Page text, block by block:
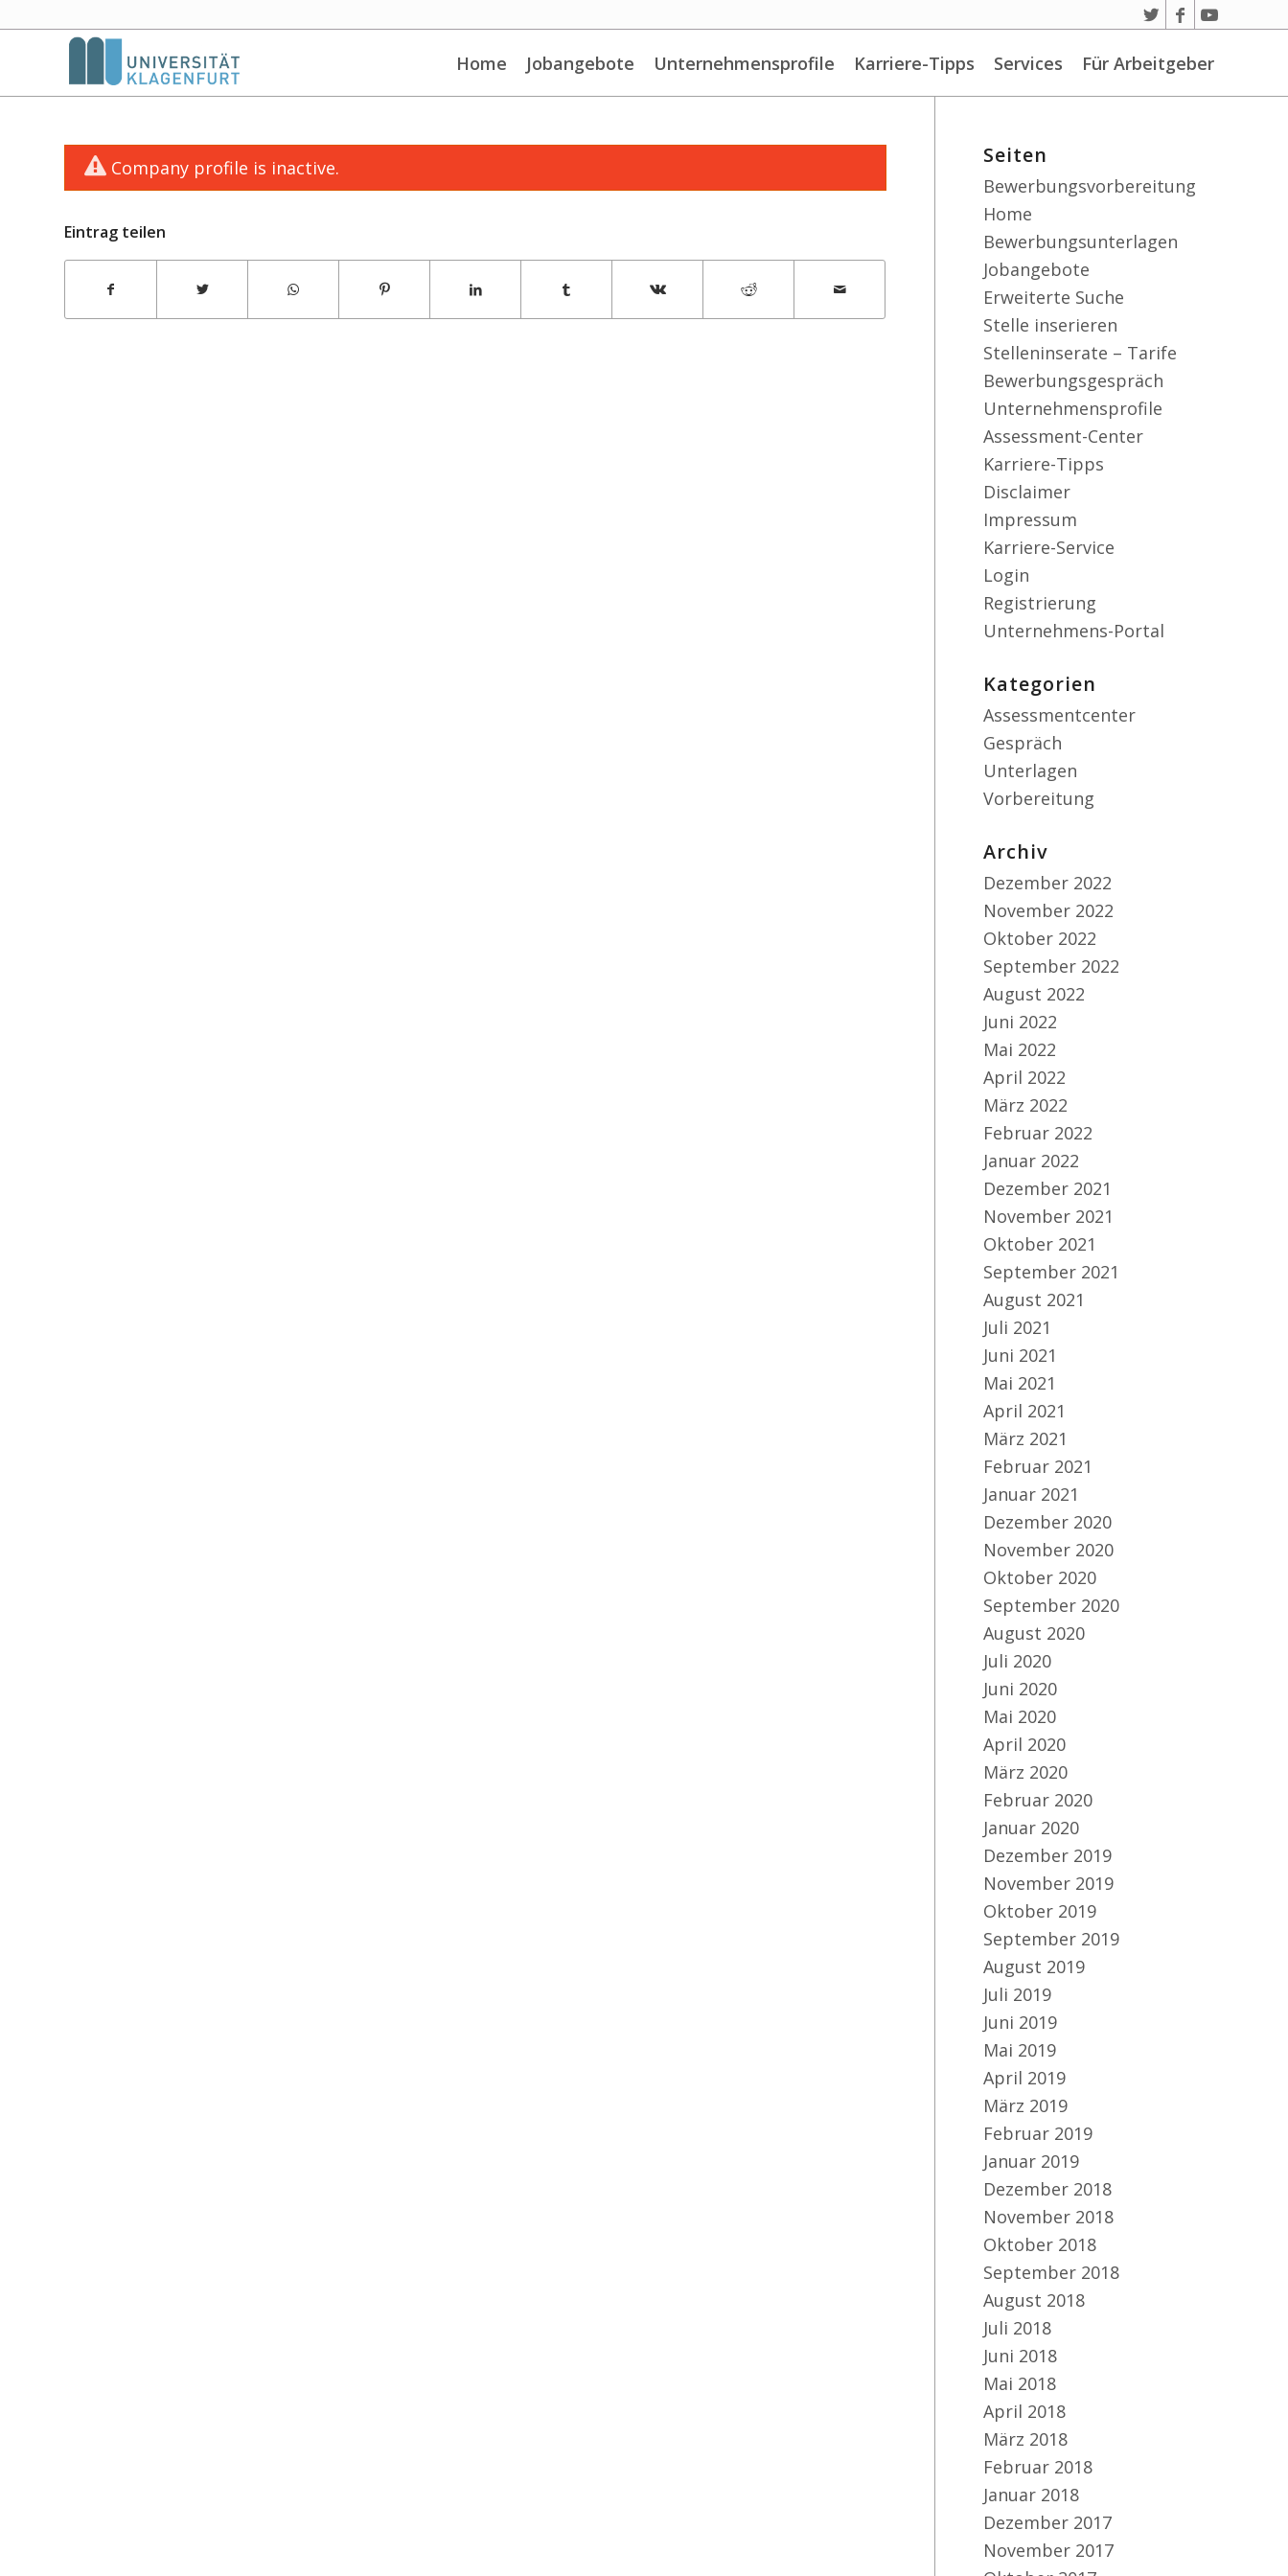
Home Jobangebote Unternehmensprofile Karriere-Tipps Services Für Arbeitgeber
Company profile is inactive.
Eintrag teilen
Seiten
Bewerbungsvorbereitung
Home
Bewerbungsunterlagen
Jobangebote
Erweiterte Suche
Stelle inserieren
Stelleninserate – Tarife
Bewerbungsgespräch
Unternehmensprofile
Assessment-Center
Karriere-Tipps
Disclaimer
Impressum
Karriere-Service
Login
Registrierung
Unternehmens-Portal
Kategorien
Assessmentcenter
Gespräch
Unterlagen
Vorbereitung
Archiv
Dezember 2022
November 2022
Oktober 2022
September 2022
August 2022
Juni 2022
Mai 2022
April 2022
März 2022
Februar 2022
Januar 2022
Dezember 2021
November 2021
Oktober 2021
September 2021
August 2021
Juli 2021
Juni 2021
Mai 2021
April 2021
März 2021
Februar 2021
Januar 2021
Dezember 2020
November 2020
Oktober 2020
September 2020
August 2020
Juli 2020
Juni 2020
Mai 2020
April 2020
März 2020
Februar 2020
Januar 2020
Dezember 2019
November 2019
Oktober 2019
September 2019
August 2019
Juli 2019
Juni 2019
Mai 2019
April 2019
März 2019
Februar 2019
Januar 2019
Dezember 2018
November 2018
Oktober 2018
September 2018
August 2018
Juli 2018
Juni 2018
Mai 2018
April 2018
März 2018
Februar 2018
Januar 2018
Dezember 2017
November 2017